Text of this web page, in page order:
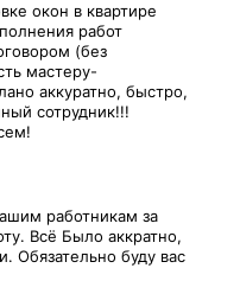
окон в квартире
работ
(без
мастеру-
аккуратно, быстро,
сотрудник!!!
работникам за
Всё Было аккратно,
Обязательно буду вас